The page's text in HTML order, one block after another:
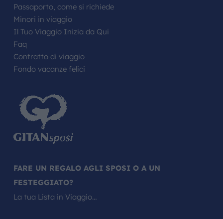
Passaporto, come si richiede
Minori in viaggio
Il Tuo Viaggio Inizia da Qui
Faq
Contratto di viaggio
Fondo vacanze felici
FARE UN REGALO AGLI SPOSI O A UN
FESTEGGIATO?
La tua Lista in Viaggio…